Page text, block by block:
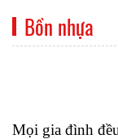
Bồn nhựa
Mọi gia đình